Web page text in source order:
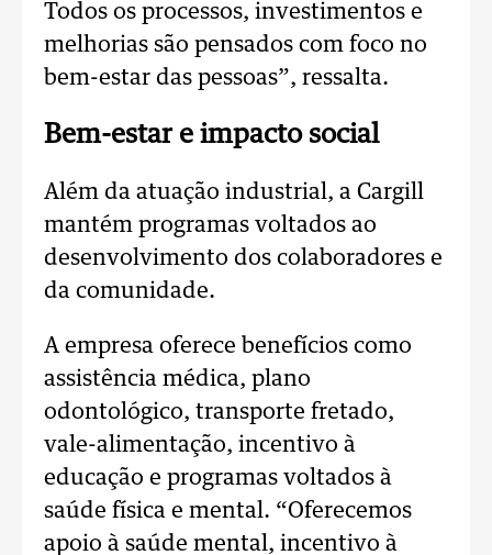
Todos os processos, investimentos e
melhorias são pensados com foco no
bem-estar das pessoas”, ressalta.
Bem-estar e impacto social
Além da atuação industrial, a Cargill
mantém programas voltados ao
desenvolvimento dos colaboradores e
da comunidade.
A empresa oferece benefícios como
assistência médica, plano
odontológico, transporte fretado,
vale-alimentação, incentivo à
educação e programas voltados à
saúde física e mental. “Oferecemos
apoio à saúde mental, incentivo à